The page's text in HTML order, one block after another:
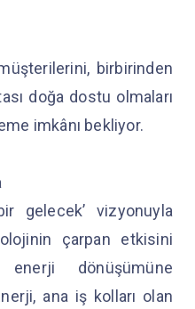
birbirinden
doğa dostu olmaları
imkânı bekliyor.
gelecek’ vizyonuyla
çarpan etkisini
enerji dönüşümüne
ana iş kolları olan